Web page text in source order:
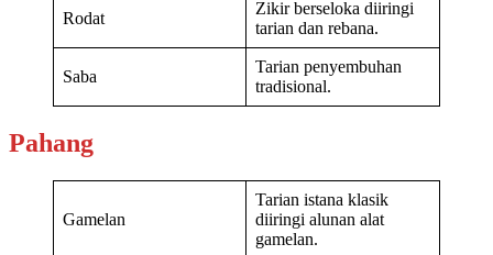
Rodat
Zikir berseloka diiringi
tarian dan rebana.
Saba
Tarian penyembuhan
tradisional.
Pahang
Gamelan
Tarian istana klasik
diiringi alunan alat
gamelan.